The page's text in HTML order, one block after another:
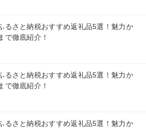
るさと納税おすすめ返礼品5選！魅力か
で徹底紹介！
るさと納税おすすめ返礼品5選！魅力か
で徹底紹介！
るさと納税おすすめ返礼品5選！魅力か